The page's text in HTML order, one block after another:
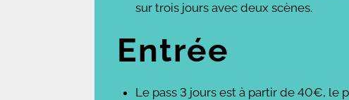
sur trois jours avec deux scènes.
Entrée
Le pass 3 jours est à partir de 40€, le